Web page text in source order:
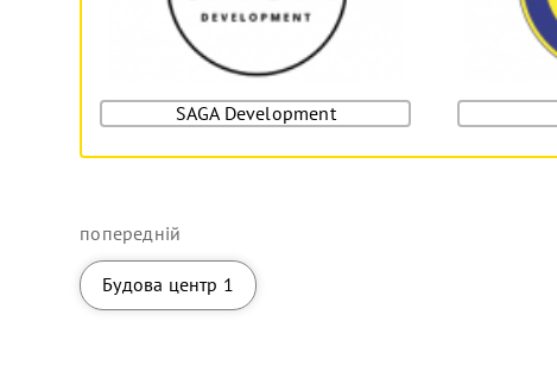
SAGA Development
попередній
Будова центр 1